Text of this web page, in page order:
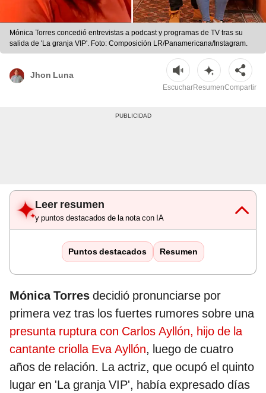
Mónica Torres concedió entrevistas a podcast y programas de TV tras su
salida de 'La granja VIP'. Foto: Composición LR/Panamericana/Instagram.
Jhon Luna
EscucharResumenCompartir
Leer resumen
y puntos destacados de la nota con IA
Puntos destacados Resumen
Mónica Torres decidió pronunciarse por
primera vez tras los fuertes rumores sobre una
presunta ruptura con Carlos Ayllón, hijo de la
cantante criolla Eva Ayllón, luego de cuatro
años de relación. La actriz, que ocupó el quinto
lugar en 'La granja VIP', había expresado días